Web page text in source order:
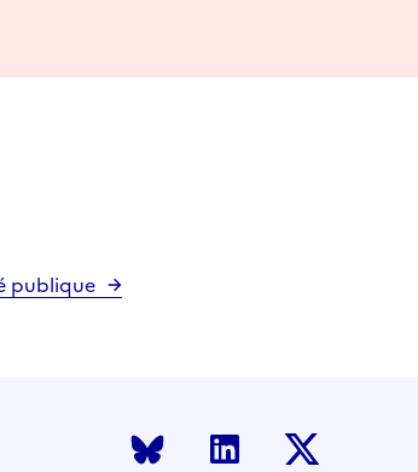
publique
Bluesky LinkedIn